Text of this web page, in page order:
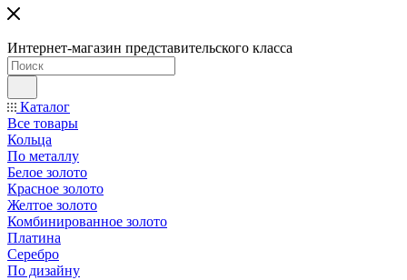
Интернет-магазин представительского класса
Каталог
Все товары
Кольца
По металлу
Белое золото
Красное золото
Желтое золото
Комбинированное золото
Платина
Серебро
По дизайну